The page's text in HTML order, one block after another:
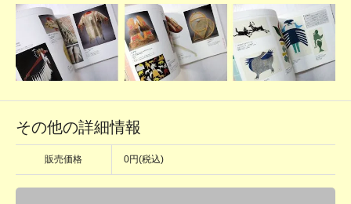
その他の詳細情報
販売価格 0円(税込)